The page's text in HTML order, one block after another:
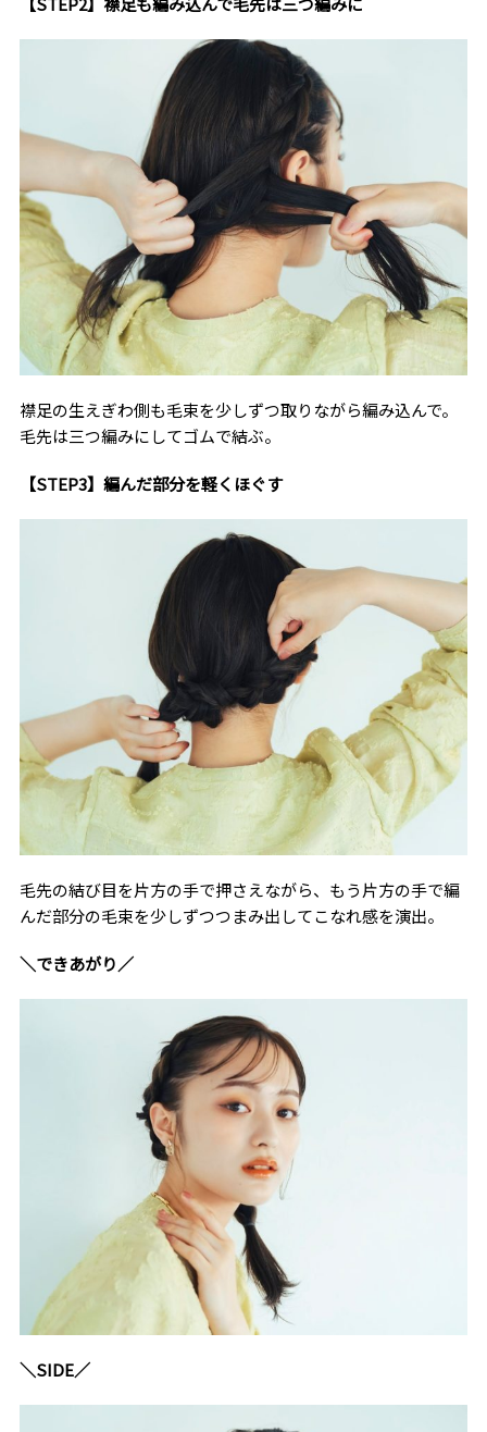
襟足の生えぎわ側も毛束を少しずつ取りながら編み込んで。
毛先は三つ編みにしてゴムで結ぶ。
【STEP3】編んだ部分を軽くほぐす
毛先の結び目を片方の手で押さえながら、もう片方の手で編
んだ部分の毛束を少しずつつまみ出してこなれ感を演出。
＼できあがり／
＼SIDE／